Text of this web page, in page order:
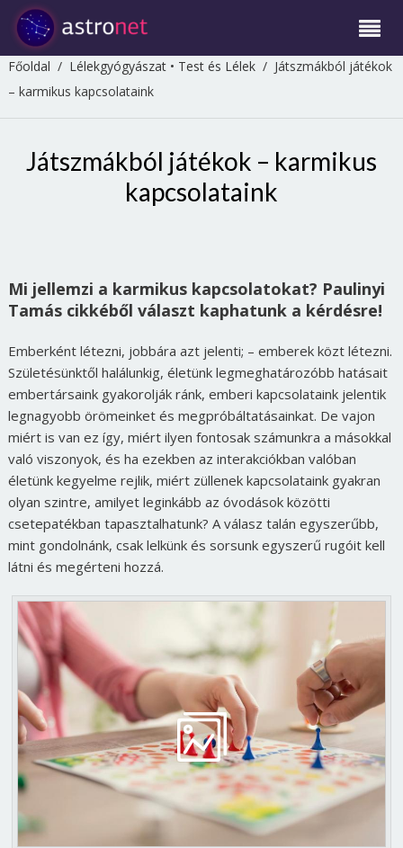
Főoldal / Lélekgyógyászat• Test és Lélek/ Játszmákból játékok
– karmikus kapcsolataink
Játszmákból játékok – karmikus
kapcsolataink
Mi jellemzi a karmikus kapcsolatokat? Paulinyi
Tamás cikkéből választ kaphatunk a kérdésre!
Emberként létezni, jobbára azt jelenti; – emberek közt létezni.
Születésünktől halálunkig, életünk legmeghatározóbb hatásait
embertársaink gyakorolják ránk, emberi kapcsolataink jelentik
legnagyobb örömeinket és megpróbáltatásainkat. De vajon
miért is van ez így, miért ilyen fontosak számunkra a másokkal
való viszonyok, és ha ezekben az interakciókban valóban
életünk kegyelme rejlik, miért züllenek kapcsolataink gyakran
olyan szintre, amilyet leginkább az óvodások közötti
csetepatékban tapasztalhatunk? A válasz talán egyszerűbb,
mint gondolnánk, csak lelkünk és sorsunk egyszerű rugóit kell
látni és megérteni hozzá.